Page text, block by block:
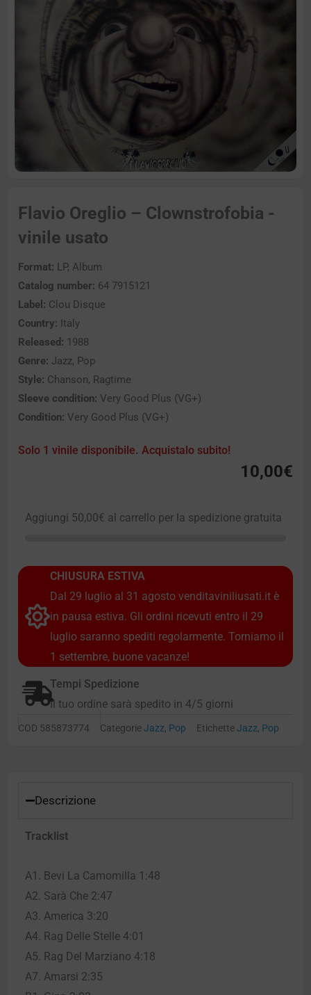
Flavio Oreglio – Clownstrofobia -
vinile usato
Format: LP, Album
Catalog number: 64 7915121
Label: Clou Disque
Country: Italy
Released: 1988
Genre: Jazz, Pop
Style: Chanson, Ragtime
Sleeve condition: Very Good Plus (VG+)
Condition: Very Good Plus (VG+)
Solo 1 vinile disponibile. Acquistalo subito!
10,00€
Aggiungi 50,00€ al carrello per la spedizione gratuita
CHIUSURA ESTIVA
Dal 29 luglio al 31 agosto venditaviniliusati.it è
in pausa estiva. Gli ordini ricevuti entro il 29
luglio saranno spediti regolarmente. Torniamo il
1 settembre, buone vacanze!
Tempi Spedizione
Il tuo ordine sarà spedito in 4/5 giorni
COD 585873774 CategorieJazz, Pop EtichetteJazz, Pop
Descrizione
Tracklist
A1. Bevi La Camomilla 1:48
A2. Sarà Che 2:47
A3. America 3:20
A4. Rag Delle Stelle 4:01
A5. Rag Del Marziano 4:18
A7. Amarsi 2:35